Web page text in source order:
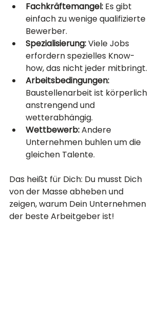
Fachkräftemangel: Es gibt
einfach zu wenige qualifizierte
Bewerber.
Spezialisierung: Viele Jobs
erfordern spezielles Know-
how, das nicht jeder mitbringt.
Arbeitsbedingungen:
Baustellenarbeit ist körperlich
anstrengend und
wetterabhängig.
Wettbewerb: Andere
Unternehmen buhlen um die
gleichen Talente.
Das heißt für Dich: Du musst Dich
von der Masse abheben und
zeigen, warum Dein Unternehmen
der beste Arbeitgeber ist!